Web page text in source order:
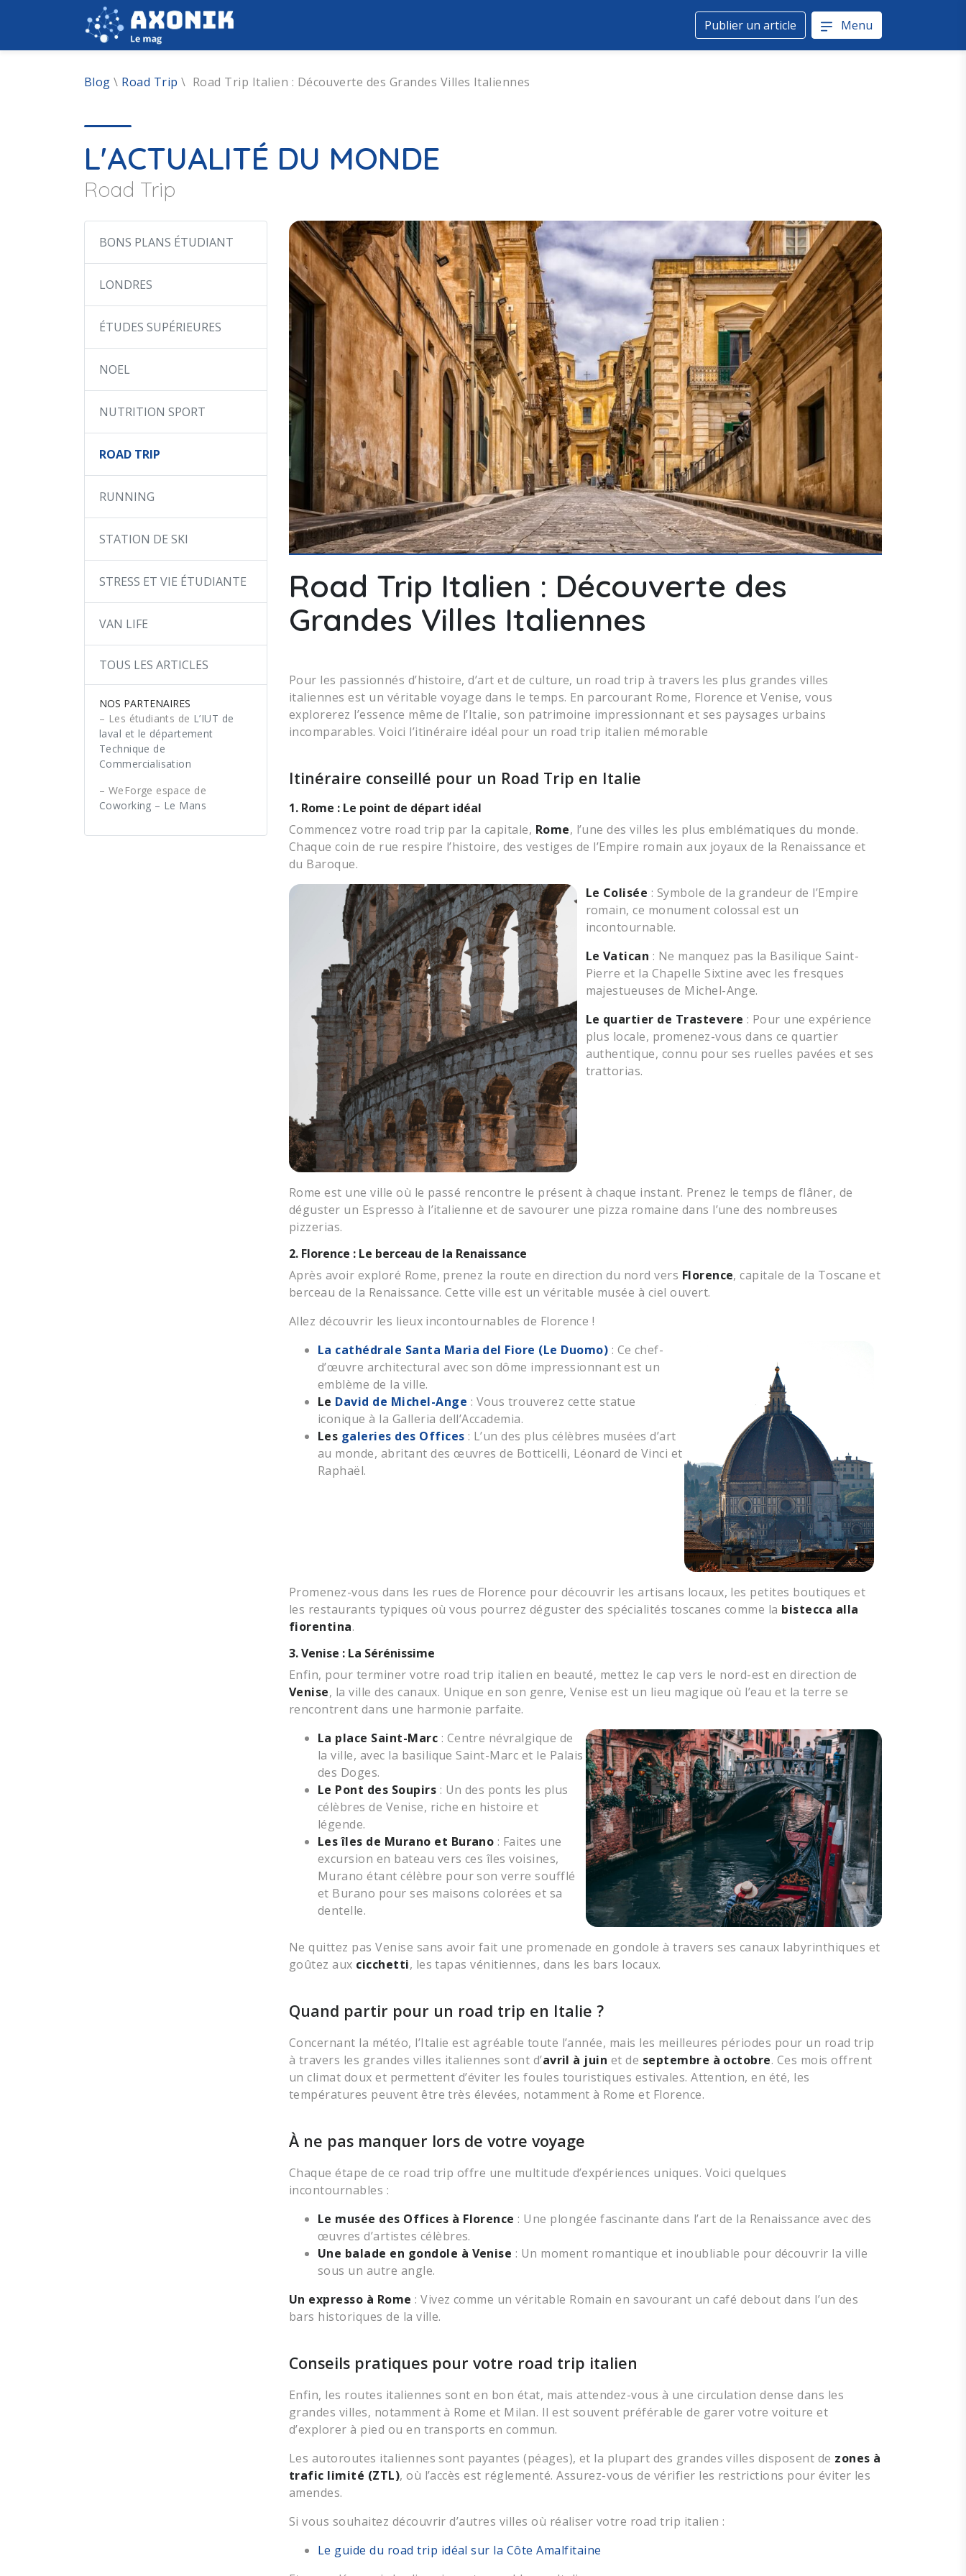
Publier un article Menu
Blog \ Road Trip \ Road Trip Italien : Découverte des Grandes Villes Italiennes
L'ACTUALITÉ DU MONDE
Road Trip
BONS PLANS ÉTUDIANT
LONDRES
ÉTUDES SUPÉRIEURES
NOEL
NUTRITION SPORT
ROAD TRIP
RUNNING
STATION DE SKI
STRESS ET VIE ÉTUDIANTE
VAN LIFE
TOUS LES ARTICLES
NOS PARTENAIRES
– Les étudiants de L’IUT de
laval et le département
Technique de
Commercialisation
– WeForge espace de
Coworking – Le Mans
Road Trip Italien : Découverte des
Grandes Villes Italiennes
Pour les passionnés d’histoire, d’art et de culture, un road trip à travers les plus grandes villes
italiennes est un véritable voyage dans le temps. En parcourant Rome, Florence et Venise, vous
explorerez l’essence même de l’Italie, son patrimoine impressionnant et ses paysages urbains
incomparables. Voici l’itinéraire idéal pour un road trip italien mémorable
Itinéraire conseillé pour un Road Trip en Italie
1. Rome : Le point de départ idéal
Commencez votre road trip par la capitale, Rome, l’une des villes les plus emblématiques du monde.
Chaque coin de rue respire l’histoire, des vestiges de l’Empire romain aux joyaux de la Renaissance et
du Baroque.
Le Colisée : Symbole de la grandeur de l’Empire
romain, ce monument colossal est un
incontournable.
Le Vatican : Ne manquez pas la Basilique Saint-
Pierre et la Chapelle Sixtine avec les fresques
majestueuses de Michel-Ange.
Le quartier de Trastevere : Pour une expérience
plus locale, promenez-vous dans ce quartier
authentique, connu pour ses ruelles pavées et ses
trattorias.
Rome est une ville où le passé rencontre le présent à chaque instant. Prenez le temps de flâner, de
déguster un Espresso à l’italienne et de savourer une pizza romaine dans l’une des nombreuses
pizzerias.
2. Florence : Le berceau de la Renaissance
Après avoir exploré Rome, prenez la route en direction du nord vers Florence, capitale de la Toscane et
berceau de la Renaissance. Cette ville est un véritable musée à ciel ouvert.
Allez découvrir les lieux incontournables de Florence !
La cathédrale Santa Maria del Fiore (Le Duomo) : Ce chef-
d’œuvre architectural avec son dôme impressionnant est un
emblème de la ville.
Le David de Michel-Ange : Vous trouverez cette statue
iconique à la Galleria dell’Accademia.
Les galeries des Offices : L’un des plus célèbres musées d’art
au monde, abritant des œuvres de Botticelli, Léonard de Vinci et
Raphaël.
Promenez-vous dans les rues de Florence pour découvrir les artisans locaux, les petites boutiques et
les restaurants typiques où vous pourrez déguster des spécialités toscanes comme la bistecca alla
fiorentina.
3. Venise : La Sérénissime
Enfin, pour terminer votre road trip italien en beauté, mettez le cap vers le nord-est en direction de
Venise, la ville des canaux. Unique en son genre, Venise est un lieu magique où l’eau et la terre se
rencontrent dans une harmonie parfaite.
La place Saint-Marc : Centre névralgique de
la ville, avec la basilique Saint-Marc et le Palais
des Doges.
Le Pont des Soupirs : Un des ponts les plus
célèbres de Venise, riche en histoire et
légende.
Les îles de Murano et Burano : Faites une
excursion en bateau vers ces îles voisines,
Murano étant célèbre pour son verre soufflé
et Burano pour ses maisons colorées et sa
dentelle.
Ne quittez pas Venise sans avoir fait une promenade en gondole à travers ses canaux labyrinthiques et
goûtez aux cicchetti, les tapas vénitiennes, dans les bars locaux.
Quand partir pour un road trip en Italie ?
Concernant la météo, l’Italie est agréable toute l’année, mais les meilleures périodes pour un road trip
à travers les grandes villes italiennes sont d’avril à juin et de septembre à octobre. Ces mois offrent
un climat doux et permettent d’éviter les foules touristiques estivales. Attention, en été, les
températures peuvent être très élevées, notamment à Rome et Florence.
À ne pas manquer lors de votre voyage
Chaque étape de ce road trip offre une multitude d’expériences uniques. Voici quelques
incontournables :
Le musée des Offices à Florence : Une plongée fascinante dans l’art de la Renaissance avec des
œuvres d’artistes célèbres.
Une balade en gondole à Venise : Un moment romantique et inoubliable pour découvrir la ville
sous un autre angle.
Un expresso à Rome : Vivez comme un véritable Romain en savourant un café debout dans l’un des
bars historiques de la ville.
Conseils pratiques pour votre road trip italien
Enfin, les routes italiennes sont en bon état, mais attendez-vous à une circulation dense dans les
grandes villes, notamment à Rome et Milan. Il est souvent préférable de garer votre voiture et
d’explorer à pied ou en transports en commun.
Les autoroutes italiennes sont payantes (péages), et la plupart des grandes villes disposent de zones à
trafic limité (ZTL), où l’accès est réglementé. Assurez-vous de vérifier les restrictions pour éviter les
amendes.
Si vous souhaitez découvrir d’autres villes où réaliser votre road trip italien :
Le guide du road trip idéal sur la Côte Amalfitaine